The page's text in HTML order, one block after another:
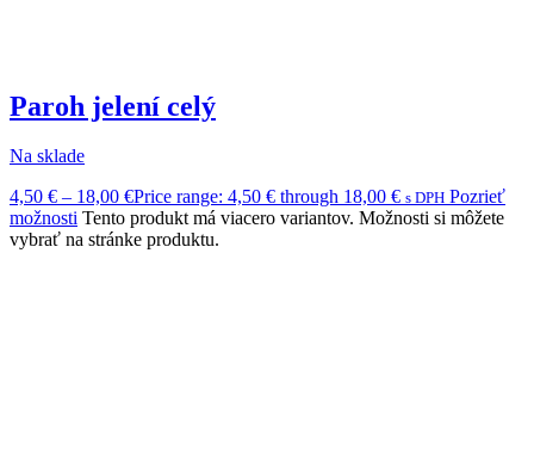
Paroh jelení celý
Na sklade
4,50 € – 18,00 €Price range: 4,50 € through 18,00 € s DPH Pozrieť
možnosti Tento produkt má viacero variantov. Možnosti si môžete
vybrať na stránke produktu.